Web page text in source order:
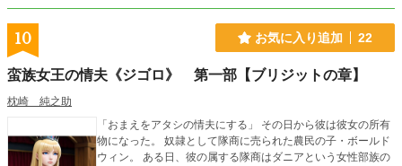
10 お気に入り追加 22
蛮族女王の情夫《ジゴロ》 第一部【ブリジットの章】
枕崎 純之助
「おまえをアタシの情夫にする」 その日から彼は彼女の所有
物になった。 奴隷として隊商に売られた農民の子・ボールド
ウィン。 ある日、彼の属する隊商はダニアという女性部族の